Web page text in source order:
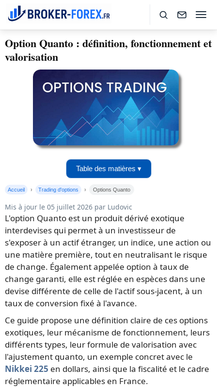
Option Quanto : définition, fonctionnement et
valorisation
Table des matières ▾
Accueil Trading d'options Options Quanto
Mis à jour le 05 juillet 2026 par Ludovic
L'option Quanto est un produit dérivé exotique
interdevises qui permet à un investisseur de
s'exposer à un actif étranger, un indice, une action ou
une matière première, tout en neutralisant le risque
de change. Également appelée option à taux de
change garanti, elle est réglée en espèces dans une
devise différente de celle de l'actif sous-jacent, à un
taux de conversion fixé à l'avance.
Ce guide propose une définition claire de ces options
exotiques, leur mécanisme de fonctionnement, leurs
différents types, leur formule de valorisation avec
l'ajustement quanto, un exemple concret avec le
Nikkei 225 en dollars, ainsi que la fiscalité et le cadre
réglementaire applicables en France.